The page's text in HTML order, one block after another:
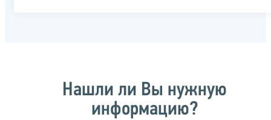
Нашли ли Вы нужную
информацию?